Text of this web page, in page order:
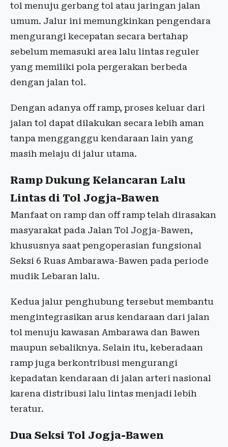
tol menuju gerbang tol atau jaringan jalan
umum. Jalur ini memungkinkan pengendara
mengurangi kecepatan secara bertahap
sebelum memasuki area lalu lintas reguler
yang memiliki pola pergerakan berbeda
dengan jalan tol.
Dengan adanya off ramp, proses keluar dari
jalan tol dapat dilakukan secara lebih aman
tanpa mengganggu kendaraan lain yang
masih melaju di jalur utama.
Ramp Dukung Kelancaran Lalu
Lintas di Tol Jogja-Bawen
Manfaat on ramp dan off ramp telah dirasakan
masyarakat pada Jalan Tol Jogja-Bawen,
khususnya saat pengoperasian fungsional
Seksi 6 Ruas Ambarawa-Bawen pada periode
mudik Lebaran lalu.
Kedua jalur penghubung tersebut membantu
mengintegrasikan arus kendaraan dari jalan
tol menuju kawasan Ambarawa dan Bawen
maupun sebaliknya. Selain itu, keberadaan
ramp juga berkontribusi mengurangi
kepadatan kendaraan di jalan arteri nasional
karena distribusi lalu lintas menjadi lebih
teratur.
Dua Seksi Tol Jogja-Bawen